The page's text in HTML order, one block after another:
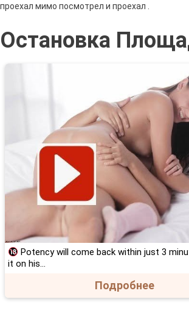
проехал мимо посмотрел и проехал .
Остановка
Potency will come back within just 3
it on his…
Подробнее